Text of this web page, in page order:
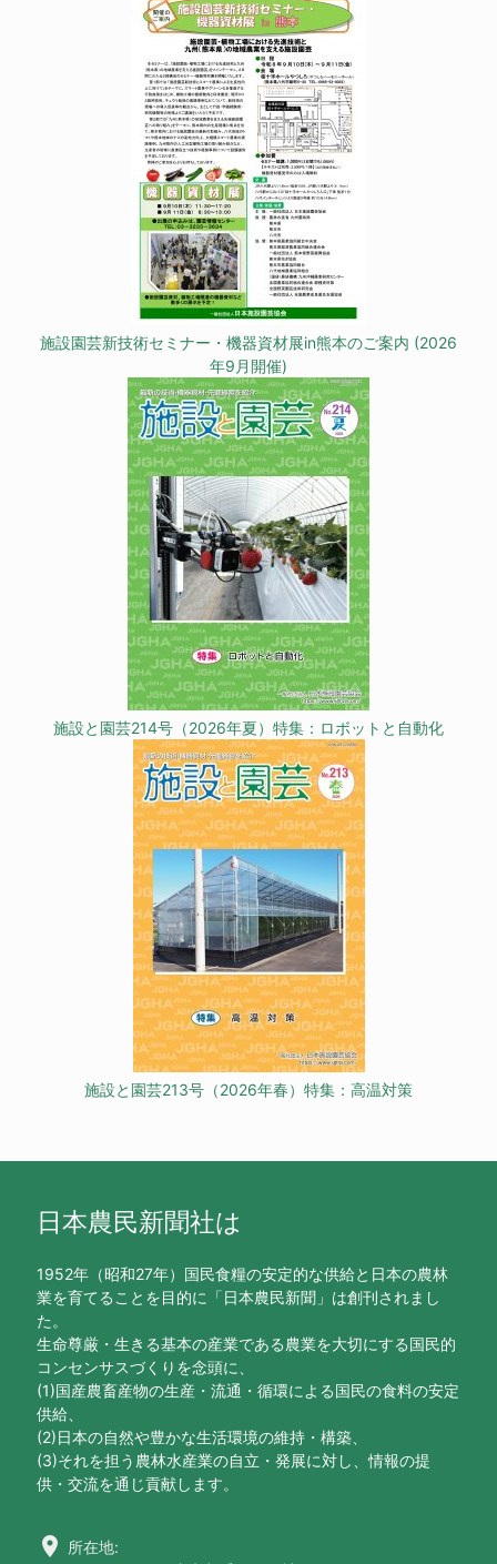
施設園芸新技術セミナー・機器資材展in熊本のご案内 (2026
年9月開催)
施設と園芸214号（2026年夏）特集：ロボットと自動化
施設と園芸213号（2026年春）特集：高温対策
日本農民新聞社は
1952年（昭和27年）国民食糧の安定的な供給と日本の農林
業を育てることを目的に「日本農民新聞」は創刊されまし
た。
生命尊厳・生きる基本の産業である農業を大切にする国民的
コンセンサスづくりを念頭に、
(1)国産農畜産物の生産・流通・循環による国民の食料の安定
供給、
(2)日本の自然や豊かな生活環境の維持・構築、
(3)それを担う農林水産業の自立・発展に対し、情報の提
供・交流を通じ貢献します。
location_on 所在地: